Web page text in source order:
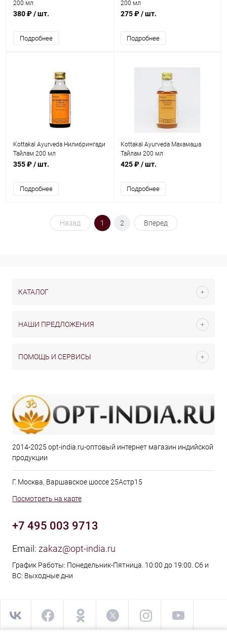
200 мл
380 ₽/ шт.
Подробнее
200 мл
275 ₽/ шт.
Подробнее
Kottakal Ayurveda Нилибрингади
Тайлам 200 мл
355 ₽/ шт.
Подробнее
Kottakal Ayurveda Махамаша
Тайлам 200 мл
425 ₽/ шт.
Подробнее
Назад 1 2 Вперед
КАТАЛОГ
НАШИ ПРЕДЛОЖЕНИЯ
ПОМОЩЬ И СЕРВИСЫ
2014-2025 opt-india.ru-оптовый интернет магазин индийской
продукции
Г. Москва, Варшавское шоссе 25Астр15
Посмотреть на карте
+7 495 003 9713
Email: zakaz@opt-india.ru
График Работы: Понедельник-Пятница. 10:00 до 19:00. Сб и
ВС: Выходные дни